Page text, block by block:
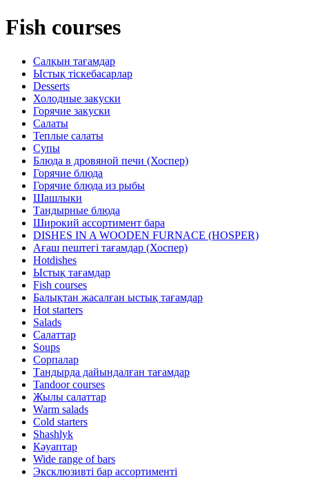
Fish courses
Салқын тағамдар
Ыстық тіскебасарлар
Desserts
Холодные закуски
Горячие закуски
Салаты
Теплые салаты
Супы
Блюда в дровяной печи (Хоспер)
Горячие блюда
Горячие блюда из рыбы
Шашлыки
Тандырные блюда
Широкий ассортимент бара
DISHES IN A WOODEN FURNACE (HOSPER)
Ағаш пештегі тағамдар (Хоспер)
Hotdishes
Ыстық тағамдар
Fish courses
Балықтан жасалған ыстық тағамдар
Hot starters
Salads
Салаттар
Soups
Сорпалар
Тандырда дайындалған тағамдар
Tandoor courses
Жылы салаттар
Warm salads
Cold starters
Shashlyk
Кәуаптар
Wide range of bars
Эксклюзивті бар ассортименті